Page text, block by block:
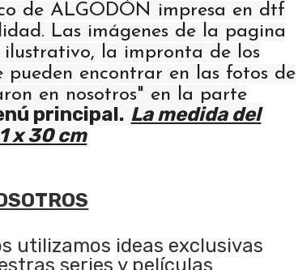
de ALGODÓN impresa en dtf
Las imágenes de la pagina
ilustrativo, la impronta de los
pueden encontrar en las fotos de
en nosotros" en la parte
principal. La medida del
x 30 cm
utilizamos ideas exclusivas
series y películas